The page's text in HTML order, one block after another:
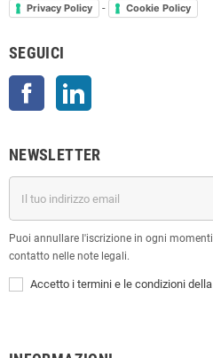
Privacy Policy - Cookie Policy
SEGUICI
Facebook
NEWSLETTER
Puoi annullare l'iscrizione in ogni
contatto nelle note legali.
Accetto i termini e le condizioni della